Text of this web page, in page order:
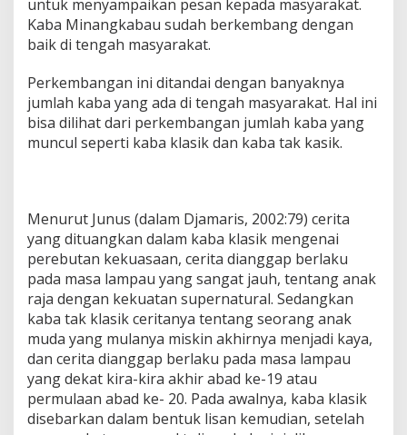
untuk menyampaikan pesan kepada masyarakat.
Kaba Minangkabau sudah berkembang dengan
baik di tengah masyarakat.
Perkembangan ini ditandai dengan banyaknya
jumlah kaba yang ada di tengah masyarakat. Hal ini
bisa dilihat dari perkembangan jumlah kaba yang
muncul seperti kaba klasik dan kaba tak kasik.
Menurut Junus (dalam Djamaris, 2002:79) cerita
yang dituangkan dalam kaba klasik mengenai
perebutan kekuasaan, cerita dianggap berlaku
pada masa lampau yang sangat jauh, tentang anak
raja dengan kekuatan supernatural. Sedangkan
kaba tak klasik ceritanya tentang seorang anak
muda yang mulanya miskin akhirnya menjadi kaya,
dan cerita dianggap berlaku pada masa lampau
yang dekat kira-kira akhir abad ke-19 atau
permulaan abad ke- 20. Pada awalnya, kaba klasik
disebarkan dalam bentuk lisan kemudian, setelah